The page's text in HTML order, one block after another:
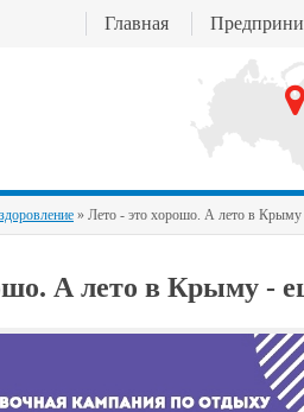
Главная
» Лето - это хорошо. А лето в
А лето в Крыму -